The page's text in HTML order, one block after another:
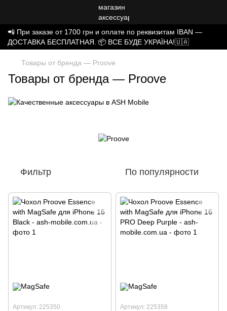
📲 При заказе от 1700 грн и оплате по реквизитам IBAN —
ДОСТАВКА БЕСПЛАТНАЯ. 📦 ВСЕ БУДЕ УКРАЇНА!🇺🇦
Товары от бренда — Proove
Товары от бренда — Proove
Фильтр По популярности
Артикул: 225350 Артикул: 225358